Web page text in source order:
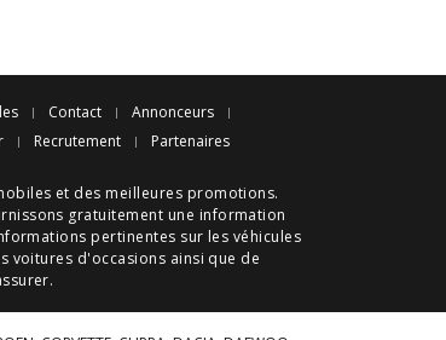
Contact
Annonceurs
Recrutement Partenaires
et des meilleures promotions.
gratuitement une information
pertinentes sur les véhicules
voitures d'occasions ainsi que de